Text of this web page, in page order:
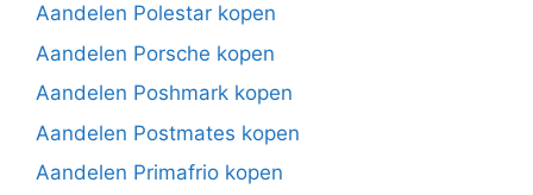
Aandelen Polestar kopen
Aandelen Porsche kopen
Aandelen Poshmark kopen
Aandelen Postmates kopen
Aandelen Primafrio kopen